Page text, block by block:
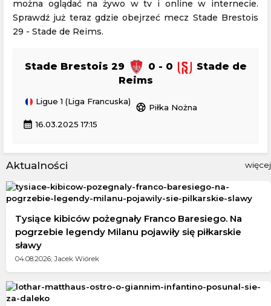
można oglądać na żywo w tv i online w internecie.
Sprawdź już teraz gdzie obejrzeć mecz Stade Brestois
29 - Stade de Reims.
Stade Brestois 29 0 - 0
Stade de
Reims
Ligue 1 (Liga Francuska)
sports_soccer Piłka Nożna
calendar_month 16.03.2025 17:15
Aktualności więcej
Tysiące kibiców pożegnały Franco Baresiego. Na
pogrzebie legendy Milanu pojawiły się piłkarskie
sławy
04.08.2026; Jacek Wiórek